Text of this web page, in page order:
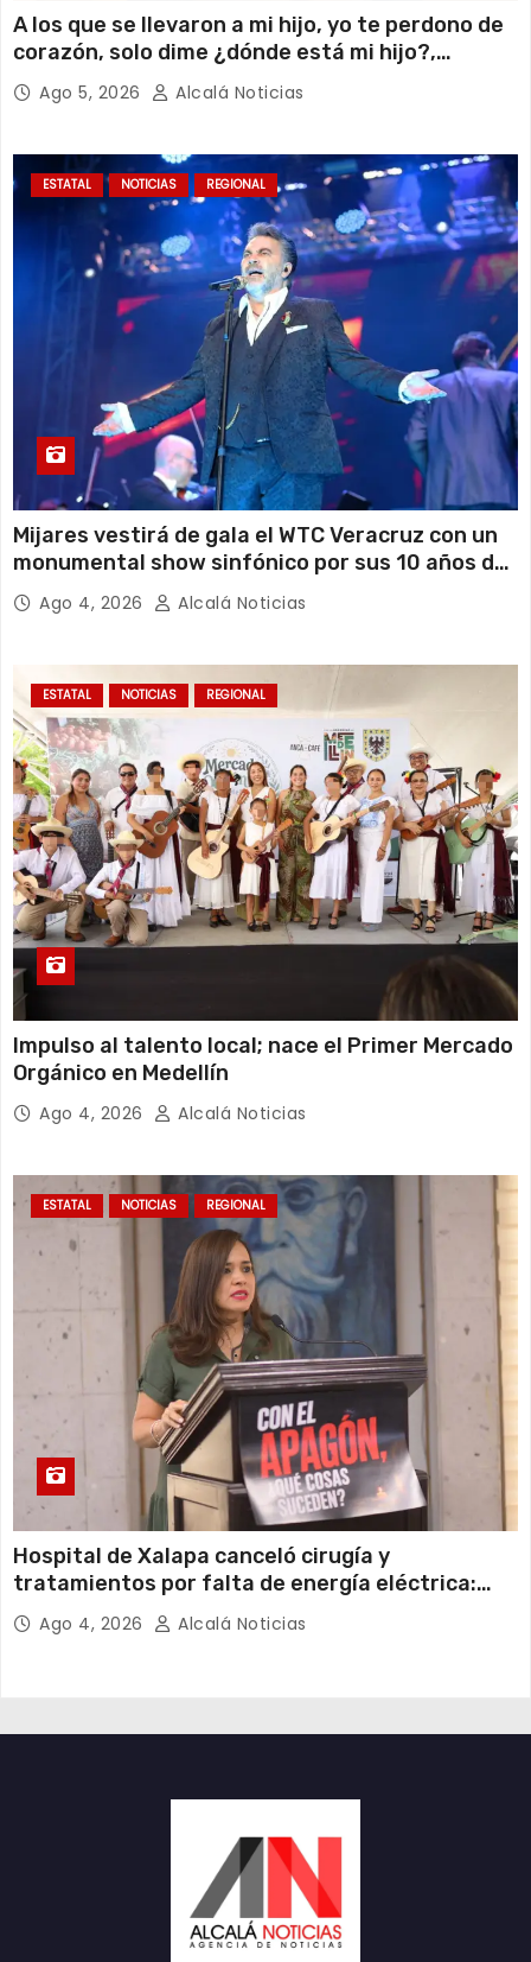
A los que se llevaron a mi hijo, yo te perdono de
corazón, solo dime ¿dónde está mi hijo?,
Maribel, madre de José Juan Carlos
Ago 5, 2026 Alcalá Noticias
ESTATAL NOTICIAS REGIONAL
Mijares vestirá de gala el WTC Veracruz con un
monumental show sinfónico por sus 10 años de
giraAgo 4, 2026 Alcalá Noticias
ESTATAL NOTICIAS REGIONAL
Impulso al talento local; nace el Primer Mercado
Orgánico en Medellín
Ago 4, 2026 Alcalá Noticias
ESTATAL NOTICIAS REGIONAL
Hospital de Xalapa canceló cirugía y
tratamientos por falta de energía eléctrica:
Elena Córdova
Ago 4, 2026 Alcalá Noticias